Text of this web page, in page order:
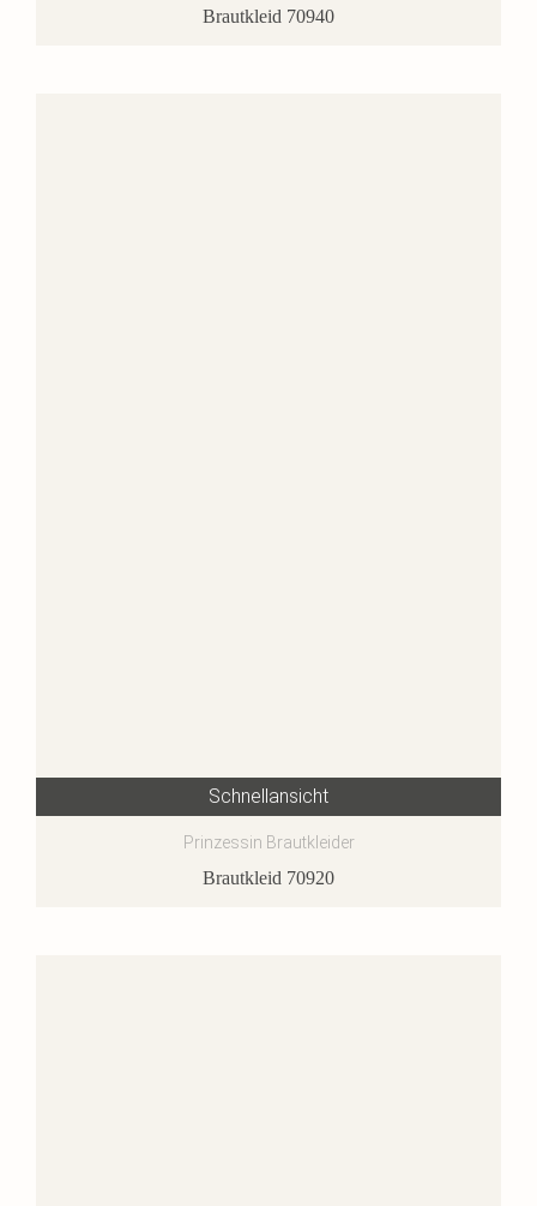
Brautkleid 70940
Schnellansicht
Prinzessin Brautkleider
Brautkleid 70920